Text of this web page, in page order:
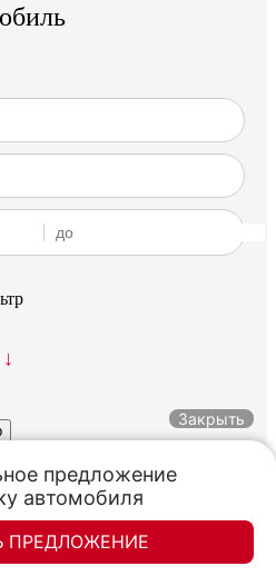
Закрыть
предложение
автомобиля
ПРЕДЛОЖЕНИЕ